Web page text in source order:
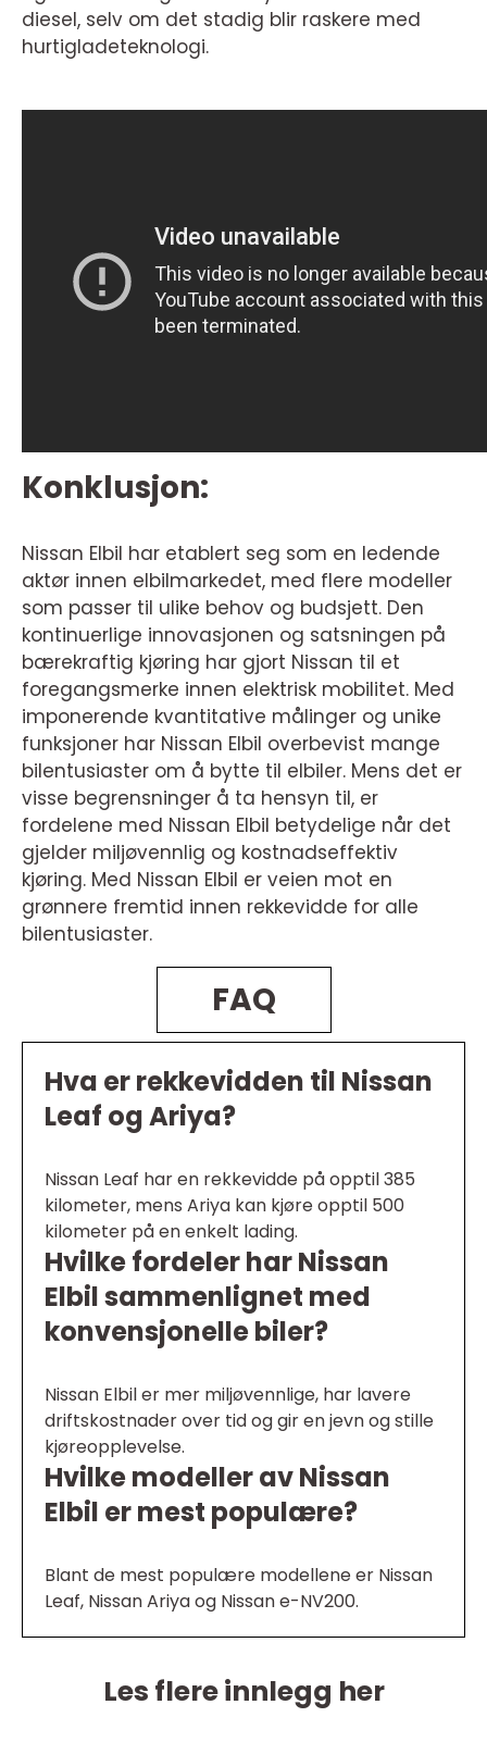
diesel, selv om det stadig blir raskere med
hurtigladeteknologi.
Konklusjon:
Nissan Elbil har etablert seg som en ledende
aktør innen elbilmarkedet, med flere modeller
som passer til ulike behov og budsjett. Den
kontinuerlige innovasjonen og satsningen på
bærekraftig kjøring har gjort Nissan til et
foregangsmerke innen elektrisk mobilitet. Med
imponerende kvantitative målinger og unike
funksjoner har Nissan Elbil overbevist mange
bilentusiaster om å bytte til elbiler. Mens det er
visse begrensninger å ta hensyn til, er
fordelene med Nissan Elbil betydelige når det
gjelder miljøvennlig og kostnadseffektiv
kjøring. Med Nissan Elbil er veien mot en
grønnere fremtid innen rekkevidde for alle
bilentusiaster.
FAQ
Hva er rekkevidden til Nissan
Leaf og Ariya?
Nissan Leaf har en rekkevidde på opptil 385
kilometer, mens Ariya kan kjøre opptil 500
kilometer på en enkelt lading.
Hvilke fordeler har Nissan
Elbil sammenlignet med
konvensjonelle biler?
Nissan Elbil er mer miljøvennlige, har lavere
driftskostnader over tid og gir en jevn og stille
kjøreopplevelse.
Hvilke modeller av Nissan
Elbil er mest populære?
Blant de mest populære modellene er Nissan
Leaf, Nissan Ariya og Nissan e-NV200.
Les flere innlegg her